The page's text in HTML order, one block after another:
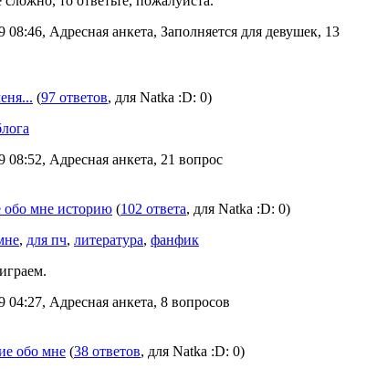
08:46, Адресная анкета, Заполняется для девушек, 13
(97 ответов, для Natka :D: 0)
08:52, Адресная анкета, 21 вопрос
обо мне историю (102 ответа, для Natka :D: 0)
, для пч, литература, фанфик
04:27, Адресная анкета, 8 вопросов
обо мне (38 ответов, для Natka :D: 0)